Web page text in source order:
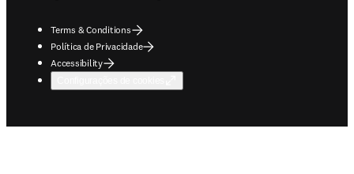
Terms & Conditions
Política de Privacidade
Accessibility